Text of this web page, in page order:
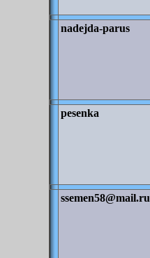
nadejda-parus
pesenka
ssemen58@mail.ru